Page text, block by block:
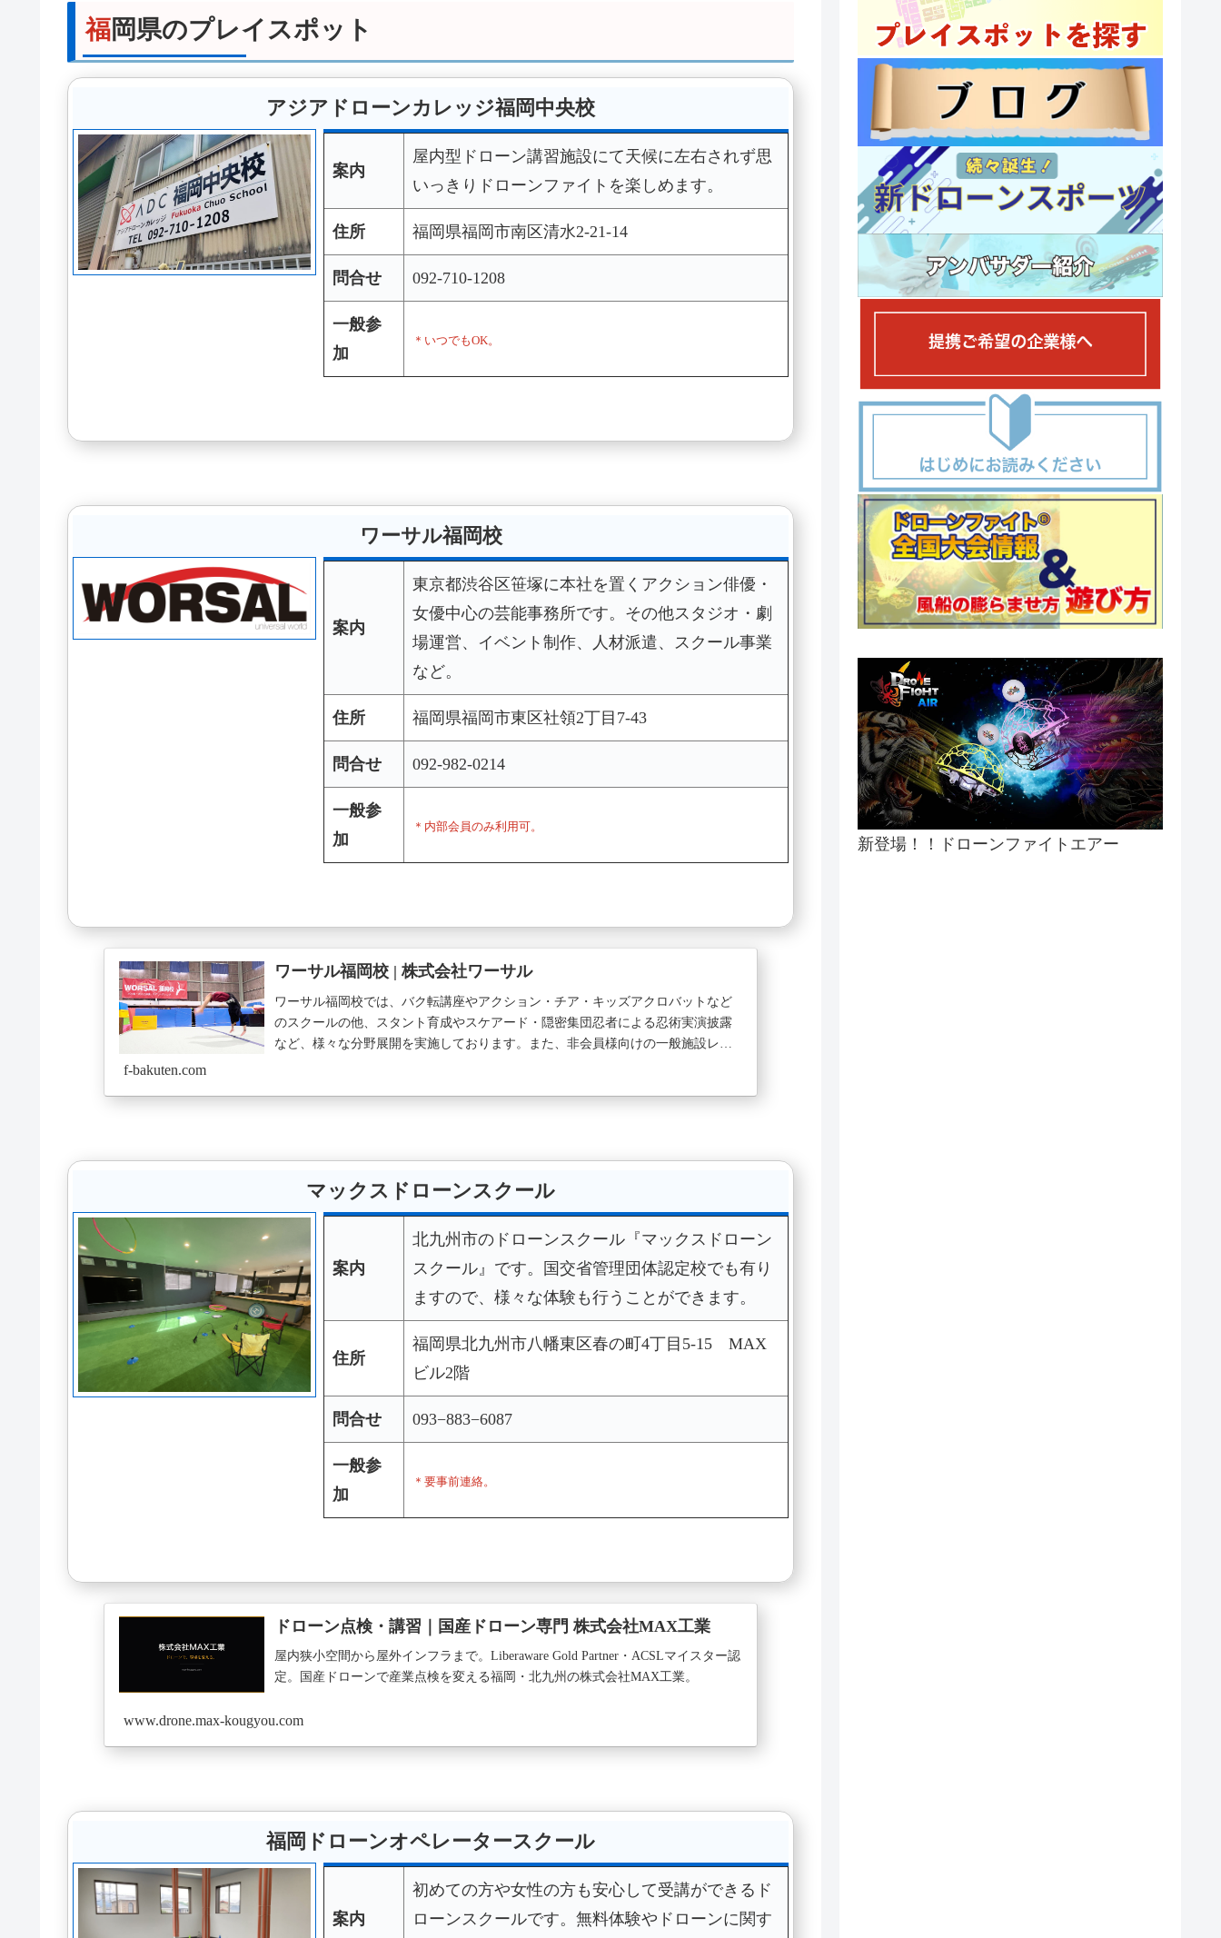
福岡県のプレイスポット
アジアドローンカレッジ福岡中央校
案内
屋内型ドローン講習施設にて天候に左右されず思
いっきりドローンファイトを楽しめます。
住所 福岡県福岡市南区清水2-21-14
問合せ 092-710-1208
一般参
加
＊いつでもOK。
ワーサル福岡校
案内
東京都渋谷区笹塚に本社を置くアクション俳優・
女優中心の芸能事務所です。その他スタジオ・劇
場運営、イベント制作、人材派遣、スクール事業
など。
住所 福岡県福岡市東区社領2丁目7-43
問合せ 092-982-0214
一般参
加
＊内部会員のみ利用可。
ワーサル福岡校 | 株式会社ワーサル
ワーサル福岡校では、バク転講座やアクション・チア・キッズアクロバットなど
のスクールの他、スタント育成やスケアード・隠密集団忍者による忍術実演披露
など、様々な分野展開を実施しております。また、非会員様向けの一般施設レン
f-bakuten.com
マックスドローンスクール
案内
北九州市のドローンスクール『マックスドローン
スクール』です。国交省管理団体認定校でも有り
ますので、様々な体験も行うことができます。
住所
福岡県北九州市八幡東区春の町4丁目5-15 MAX
ビル2階
問合せ 093−883−6087
一般参
加
＊要事前連絡。
ドローン点検・講習｜国産ドローン専門 株式会社MAX工業
屋内狭小空間から屋外インフラまで。Liberaware Gold Partner・ACSLマイスター認
定。国産ドローンで産業点検を変える福岡・北九州の株式会社MAX工業。
www.drone.max-kougyou.com
福岡ドローンオペレータースクール
案内
初めての方や女性の方も安心して受講ができるド
ローンスクールです。無料体験やドローンに関す
新登場！！ドローンファイトエアー